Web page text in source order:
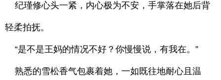
纪瑾修心头一紧，内心极为不安，手掌落在她后背
轻柔拍抚。
“是不是王妈的情况不好？你慢慢说，有我在。”
熟悉的雪松香气包裹着她，一如既往地耐心且温